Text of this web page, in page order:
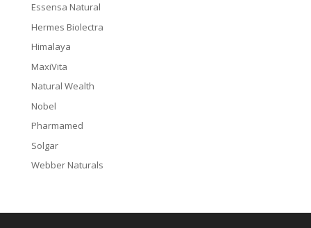
Essensa Natural
Hermes Biolectra
Himalaya
MaxiVita
Natural Wealth
Nobel
Pharmamed
Solgar
Webber Naturals